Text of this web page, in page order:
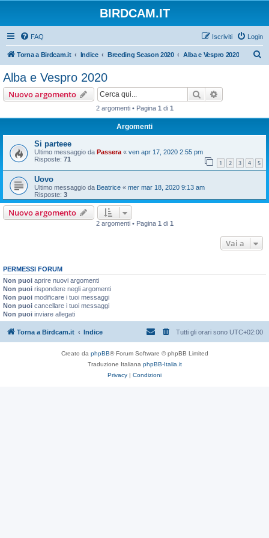
BIRDCAM.IT
FAQ Login
Iscriviti
Torna a Birdcam.it Indice Breeding Season 2020 Alba e Vespro 2020
Alba e Vespro 2020
Nuovo argomento Cerca
2 argomenti • Pagina 1 di 1
Argomenti
Si parteee
Ultimo messaggio da Passera « ven apr 17, 2020 2:55 pm
Risposte: 71 1 2 3 4 5
Uovo
Ultimo messaggio da Beatrice « mer mar 18, 2020 9:13 am
Risposte: 3
Nuovo argomento
2 argomenti • Pagina 1 di 1
Vai a
PERMESSI FORUM
Non puoi aprire nuovi argomenti
Non puoi rispondere negli argomenti
Non puoi modificare i tuoi messaggi
Non puoi cancellare i tuoi messaggi
Non puoi inviare allegati
Torna a Birdcam.it Indice Tutti gli orari sono UTC+02:00
Creato da phpBB® Forum Software © phpBB Limited
Traduzione Italiana phpBB-Italia.it
Privacy | Condizioni